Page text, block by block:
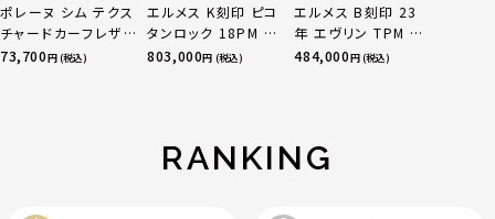
ポレーヌ シム テクス
チャードカーフレザ
ー トートバッグ ダー
73,700円 (税込)
エルメス K刻印 ピコ
タンロック 18PM ト
リヨン ハンドバッグ
803,000円 (税込)
エルメス B刻印 23
年 エヴリン TPM 16
アマゾン トリヨンク
484,000円 (税込)
RANKING